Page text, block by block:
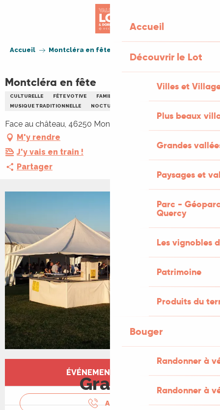
Accueil
Découvrir le Lot
Villes et
Plus beaux
Grandes
Paysages et
Parc -
Quercy
Les vignobles
Patrimoine
Produits du
Bouger
Randonner à
Randonner à
Accueil Montcléra en fête
Montcléra en fête
CULTURELLE FÊTE VOTIVE FAMILLE
MUSIQUE TRADITIONNELLE
NOCTURNE
Face au château, 46250 Montcléra
M'y rendre
J'y vais en train !
Partager
+1 PHOTO
Ouverture et coordonnées
ÉVÉNEMENT TERMINÉ
Gratuit
APPELER